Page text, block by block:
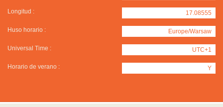
Longitud : 17.08555
Huso horario : Europe/Warsaw
Universal Time : UTC+1
Horario de verano : Y